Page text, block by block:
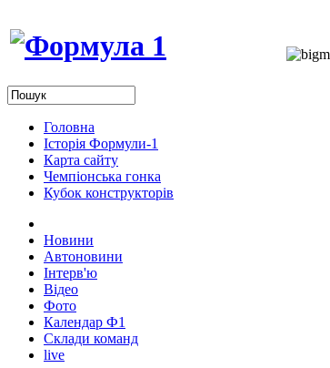
Головна
Історія Формули-1
Карта сайту
Чемпіонська гонка
Кубок конструкторів
Новини
Автоновини
Інтерв'ю
Відео
Фото
Календар Ф1
Склади команд
live